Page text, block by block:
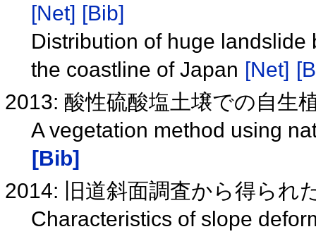
[Net] [Bib]
Distribution of huge
the coastline of Japan [Net]
2013: 酸性硫酸塩土壌での自生
A vegetation method using
[Bib]
2014: 旧道斜面調査から得られ
Characteristics of slope